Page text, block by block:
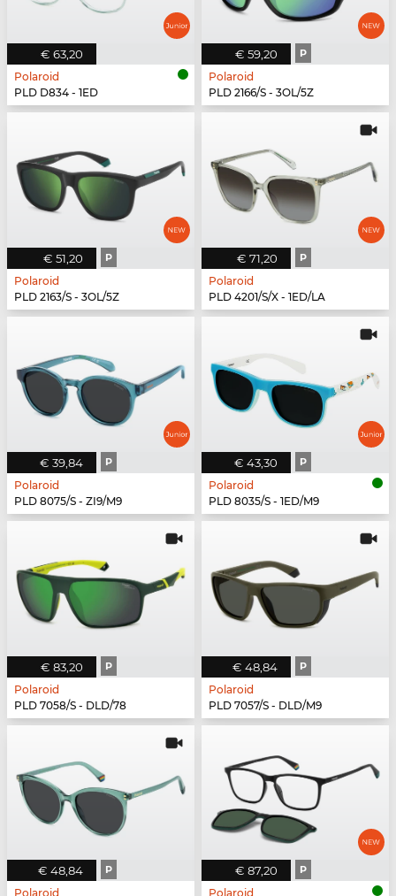
€ 63,20
Polaroid
PLD D834 - 1ED
€ 59,20 P
Polaroid
PLD 2166/S - 3OL/5Z
€ 51,20 P
Polaroid
PLD 2163/S - 3OL/5Z
€ 71,20 P
Polaroid
PLD 4201/S/X - 1ED/LA
€ 39,84 P
Polaroid
PLD 8075/S - ZI9/M9
€ 43,30 P
Polaroid
PLD 8035/S - 1ED/M9
€ 83,20 P
Polaroid
PLD 7058/S - DLD/78
€ 48,84 P
Polaroid
PLD 7057/S - DLD/M9
€ 48,84 P
Polaroid
€ 87,20 P
Polaroid